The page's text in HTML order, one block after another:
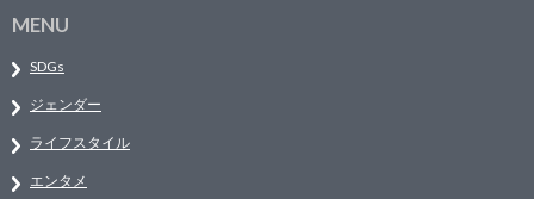
MENU
SDGs
ジェンダー
ライフスタイル
エンタメ